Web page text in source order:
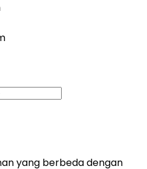
yang berbeda dengan